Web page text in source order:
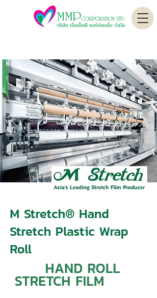
M Stretch® Hand
Stretch Plastic Wrap
Roll
HAND ROLL
STRETCH FILM